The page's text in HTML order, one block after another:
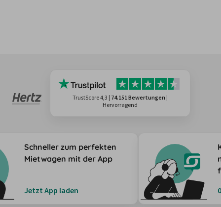
TrustScore 4,3 | 74.151 Bewertungen |
Hervorragend
Schneller zum perfekten
Mietwagen mit der App
Jetzt App laden